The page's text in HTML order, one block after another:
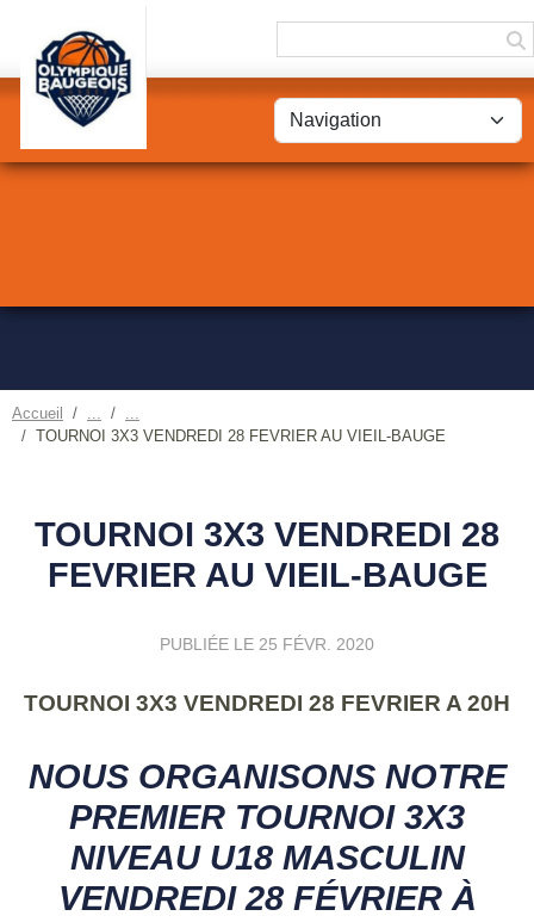
Accueil
TOURNOI 3X3 VENDREDI 28 FEVRIER AU VIEIL-BAUGE
TOURNOI 3X3 VENDREDI 28
FEVRIER AU VIEIL-BAUGE
PUBLIÉE LE 25 FÉVR. 2020
TOURNOI 3X3 VENDREDI 28 FEVRIER A 20H
NOUS ORGANISONS NOTRE
PREMIER TOURNOI 3X3
NIVEAU U18 MASCULIN
VENDREDI 28 FÉVRIER À